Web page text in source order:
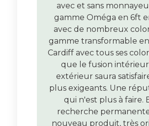
avec et sans
gamme Oméga en 6ft
avec de nombreux
gamme transformable
Cardiff avec tous ses
que le fusion
extérieur saura
plus exigeants. Une
qui n'est plus à faire.
recherche
nouveau produit, très